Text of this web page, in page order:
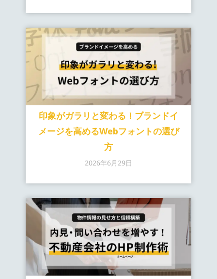
印象がガラリと変わる！ブランドイ
メージを高めるWebフォントの選び
方
2026年6月29日